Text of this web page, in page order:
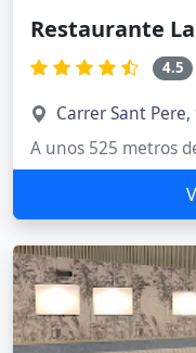
Restaurante
4.5
Carrer Sant
A unos 525 metros